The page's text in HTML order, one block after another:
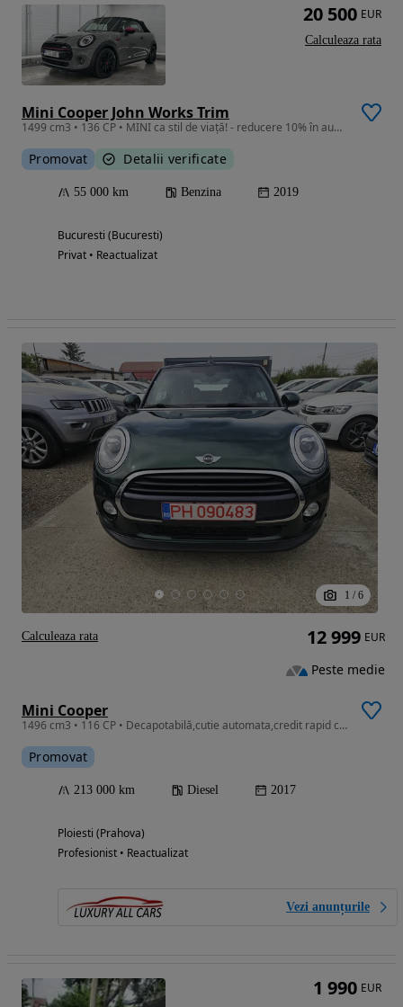
Mini Cooper John Works Trim
1499 cm3 • 136 CP • MINI ca stil de viață! - reducere 10% în august!
Promovat Detalii verificate
55 000 km Benzina 2019
Bucuresti (Bucuresti)
Privat • Reactualizat
20 500 EUR
Calculeaza rata
1 / 6
Mini Cooper
1496 cm3 • 116 CP • Decapotabilă,cutie automata,credit rapid cu buletinul
Promovat
213 000 km Diesel 2017
Ploiesti (Prahova)
Profesionist • Reactualizat
Vezi anunțurile
12 999 EUR
Peste medie
Calculeaza rata
1 990 EUR